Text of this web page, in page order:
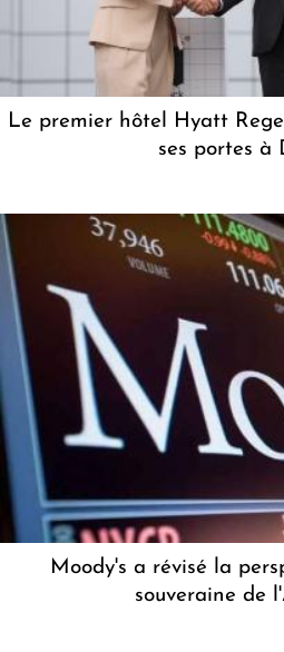
Le premier hôtel Hyatt
ses portes à
Moody's a révisé la
souveraine de